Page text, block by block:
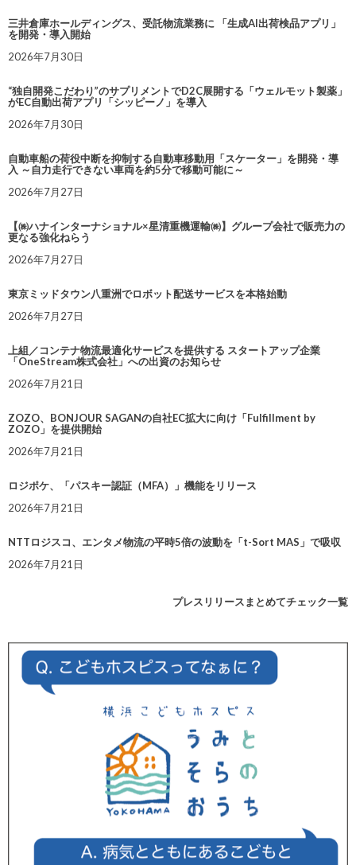
三井倉庫ホールディングス、受託物流業務に 「生成AI出荷検品アプリ」
を開発・導入開始
2026年7月30日
“独自開発こだわり”のサプリメントでD2C展開する「ウェルモット製薬」
がEC自動出荷アプリ「シッピーノ」を導入
2026年7月30日
自動車船の荷役中断を抑制する自動車移動用「スケーター」を開発・導
入 ～自力走行できない車両を約5分で移動可能に～
2026年7月27日
【㈱ハナインターナショナル×星清重機運輸㈱】グループ会社で販売力の
更なる強化ねらう
2026年7月27日
東京ミッドタウン八重洲でロボット配送サービスを本格始動
2026年7月27日
上組／コンテナ物流最適化サービスを提供する スタートアップ企業
「OneStream株式会社」への出資のお知らせ
2026年7月21日
ZOZO、BONJOUR SAGANの自社EC拡大に向け「Fulfillment by
ZOZO」を提供開始
2026年7月21日
ロジポケ、「パスキー認証（MFA）」機能をリリース
2026年7月21日
NTTロジスコ、エンタメ物流の平時5倍の波動を「t-Sort MAS」で吸収
2026年7月21日
プレスリリースまとめてチェック一覧